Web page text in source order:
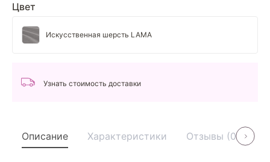
Цвет
Искусственная шерсть LAMA
Узнать стоимость доставки
Описание Характеристики Отзывы (0)